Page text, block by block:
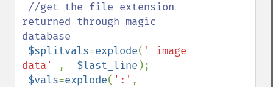
//get the file extension
returned through magic
database
$splitvals=explode( ' image
data'
, $last_line );
$vals=explode( ':'